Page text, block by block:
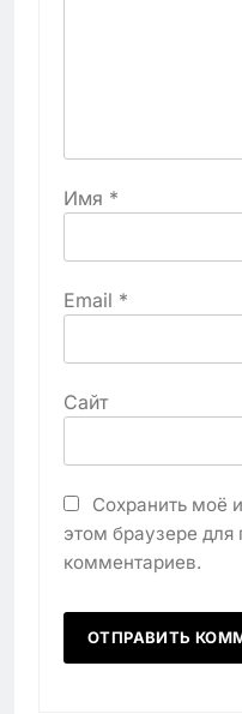
Имя *
Email *
Сайт
Сохранить моё
этом браузере
комментариев.